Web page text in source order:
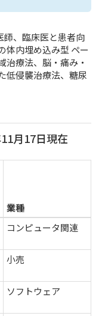
師、臨床医と患者向
体内埋め込み型 ペー
治療法、脳・痛み・
低侵襲治療法、糖尿
月17日現在
業種
コンピュータ関連
小売
ソフトウェア